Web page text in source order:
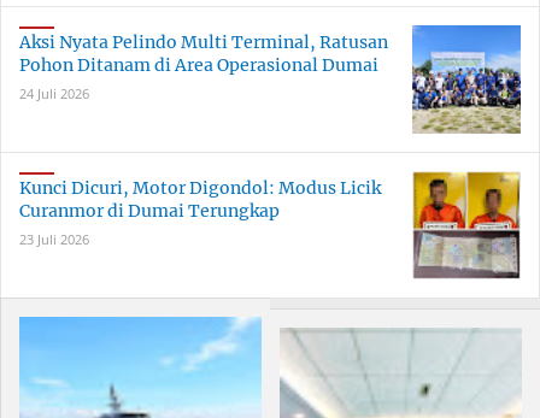
Aksi Nyata Pelindo Multi Terminal, Ratusan
Pohon Ditanam di Area Operasional Dumai
24 Juli 2026
Kunci Dicuri, Motor Digondol: Modus Licik
Curanmor di Dumai Terungkap
23 Juli 2026